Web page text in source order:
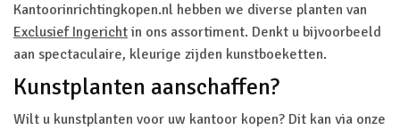
Kantoorinrichtingkopen.nl hebben we diverse planten van
Exclusief Ingericht in ons assortiment. Denkt u bijvoorbeeld
aan spectaculaire, kleurige zijden kunstboeketten.
Kunstplanten aanschaffen?
Wilt u kunstplanten voor uw kantoor kopen? Dit kan via onze